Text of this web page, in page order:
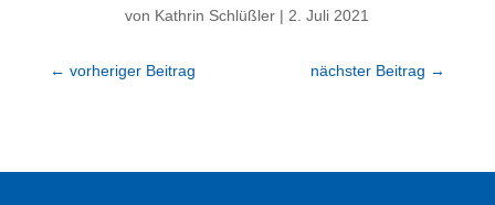
von Kathrin Schlüßler |2. Juli 2021
← vorheriger Beitrag nächster Beitrag →